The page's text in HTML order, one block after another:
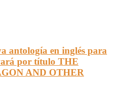
antología en inglés para
por título THE
AND OTHER